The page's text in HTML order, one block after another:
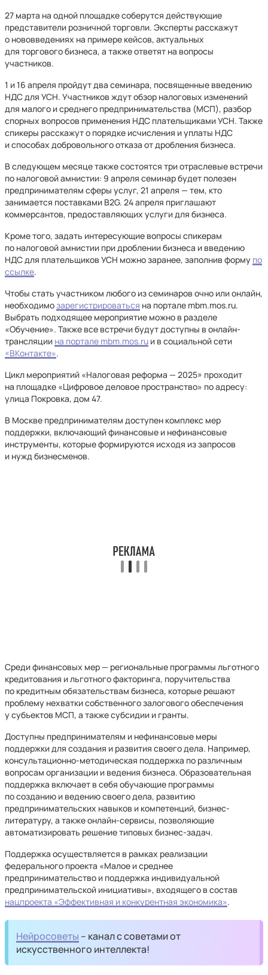
27 марта на одной площадке соберутся действующие
представители розничной торговли. Эксперты расскажут
о нововведениях на примере кейсов, актуальных
для торгового бизнеса, а также ответят на вопросы
участников.
1 и 16 апреля пройдут два семинара, посвященные введению
НДС для УСН. Участников ждут обзор налоговых изменений
для малого и среднего предпринимательства (МСП), разбор
спорных вопросов применения НДС плательщиками УСН. Также
спикеры расскажут о порядке исчисления и уплаты НДС
и способах добровольного отказа от дробления бизнеса.
В следующем месяце также состоятся три отраслевые встречи
по налоговой амнистии: 9 апреля семинар будет полезен
предпринимателям сферы услуг, 21 апреля — тем, кто
занимается поставками B2G. 24 апреля приглашают
коммерсантов, предоставляющих услуги для бизнеса.
Кроме того, задать интересующие вопросы спикерам
по налоговой амнистии при дроблении бизнеса и введению
НДС для плательщиков УСН можно заранее, заполнив форму по
ссылке.
Чтобы стать участником любого из семинаров очно или онлайн,
необходимозарегистрироваться на портале mbm.mos.ru.
Выбрать подходящее мероприятие можно в разделе
«Обучение». Также все встречи будут доступны в онлайн-
трансляции на портале mbm.mos.ru и в социальной сети
«ВКонтакте».
Цикл мероприятий «Налоговая реформа — 2025» проходит
на площадке «Цифровое деловое пространство» по адресу:
улица Покровка, дом 47.
В Москве предпринимателям доступен комплекс мер
поддержки, включающий финансовые и нефинансовые
инструменты, которые формируются исходя из запросов
и нужд бизнесменов.
Среди финансовых мер — региональные программы льготного
кредитования и льготного факторинга, поручительства
по кредитным обязательствам бизнеса, которые решают
проблему нехватки собственного залогового обеспечения
у субъектов МСП, а также субсидии и гранты.
Доступны предпринимателям и нефинансовые меры
поддержки для создания и развития своего дела. Например,
консультационно-методическая поддержка по различным
вопросам организации и ведения бизнеса. Образовательная
поддержка включает в себя обучающие программы
по созданию и ведению своего дела, развитию
предпринимательских навыков и компетенций, бизнес-
литературу, а также онлайн-сервисы, позволяющие
автоматизировать решение типовых бизнес-задач.
Поддержка осуществляется в рамках реализации
федерального проекта «Малое и среднее
предпринимательство и поддержка индивидуальной
предпринимательской инициативы», входящего в состав
нацпроекта «Эффективная и конкурентная экономика».
Нейросоветы – канал с советами от
искусственного интеллекта!